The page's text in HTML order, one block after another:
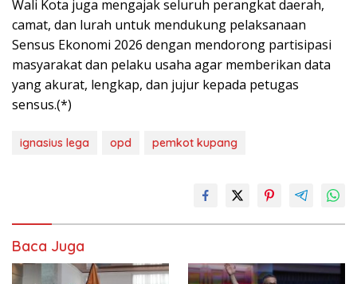
Wali Kota juga mengajak seluruh perangkat daerah,
camat, dan lurah untuk mendukung pelaksanaan
Sensus Ekonomi 2026 dengan mendorong partisipasi
masyarakat dan pelaku usaha agar memberikan data
yang akurat, lengkap, dan jujur kepada petugas
sensus.(*)
ignasius lega opd pemkot kupang
Baca Juga